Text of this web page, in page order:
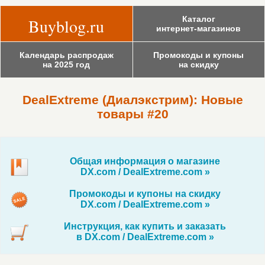
Buyblog.ru
Каталог
интернет-магазинов
Календарь распродаж
на 2025 год
Промокоды и купоны
на скидку
DealExtreme (Диалэкстрим): Новые
товары #20
Общая информация о магазине
DX.com / DealExtreme.com »
Промокоды и купоны на скидку
DX.com / DealExtreme.com »
Инструкция, как купить и заказать
в DX.com / DealExtreme.com »